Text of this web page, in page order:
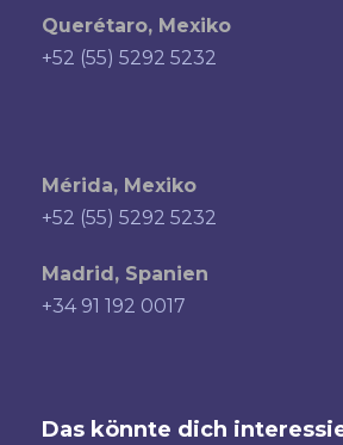
Querétaro, Mexiko
+52 (55) 5292 5232
Mérida, Mexiko
+52 (55) 5292 5232
Madrid, Spanien
+34 91 192 0017
Das könnte dich